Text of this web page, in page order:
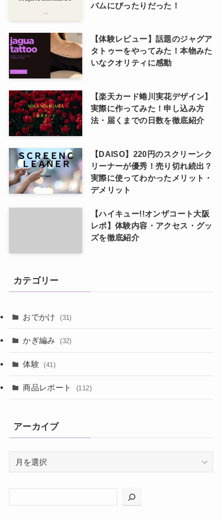
バムにぴったりだった！
【体験レビュー】話題のジャグア
タトゥーをやってみた！本物みた
いなクオリティに感動
【楽天カード蜷川実花デザイン】
実際に作ってみた！申し込み方
法・届くまでの日数を徹底紹介
【DAISO】220円のスクリーンク
リーナーが優秀！売り切れ続出？
実際に使ってわかったメリット・
デメリット
【ハイキュー!!オンザコート大阪
レポ】体験内容・アクセス・グッ
ズを徹底紹介
カテゴリー
おでかけ (31)
かぎ編み (32)
体験 (41)
商品レポート (112)
アーカイブ
ブ